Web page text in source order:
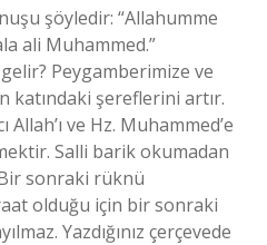
şöyledir: “Allahumme
ali Muhammed.”
Peygamberimize ve
katındaki şereflerini artır.
ve Hz. Muhammed’e
Salli barik okumadan
sonraki rüknü
olduğu için bir sonraki
Yazdığınız çerçevede